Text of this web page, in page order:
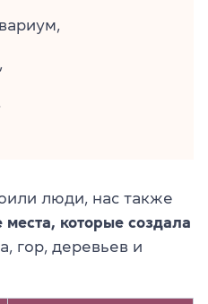
люди, нас также
которые создала
гор, деревьев и